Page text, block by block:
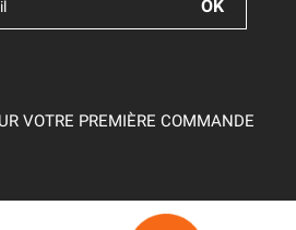
VOTRE PREMIÈRE COMMANDE